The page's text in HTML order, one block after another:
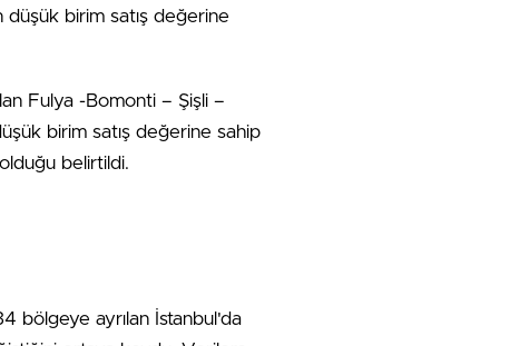
birim satış değerine
Fulya -Bomonti – Şişli –
birim satış değerine sahip
belirtildi.
bölgeye ayrılan İstanbul'da